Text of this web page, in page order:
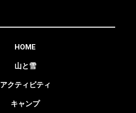
HOME
山と雪
アクティビティ
キャンプ